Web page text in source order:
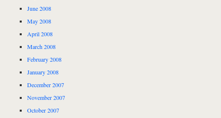
June 2008
May 2008
April 2008
March 2008
February 2008
January 2008
December 2007
November 2007
October 2007